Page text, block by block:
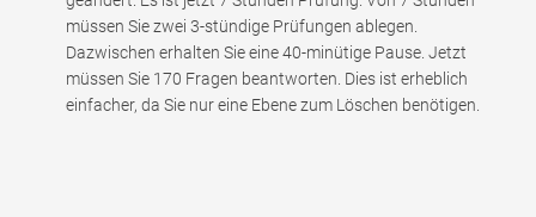
müssen Sie zwei 3-stündige Prüfungen ablegen.
Dazwischen erhalten Sie eine 40-minütige Pause. Jetzt
müssen Sie 170 Fragen beantworten. Dies ist erheblich
einfacher, da Sie nur eine Ebene zum Löschen benötigen.